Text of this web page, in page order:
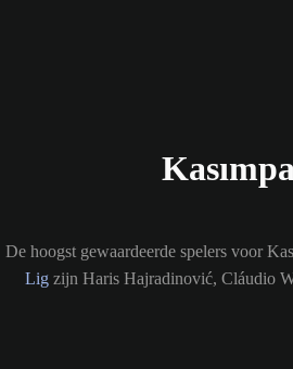
De hoogst gewaardeerde spelers voor
Ligzijn Haris Hajradinović, Cláudio